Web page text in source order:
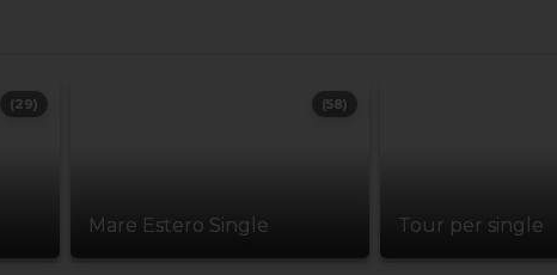
(29)
Mare Estero Single
(58)
Tour per single